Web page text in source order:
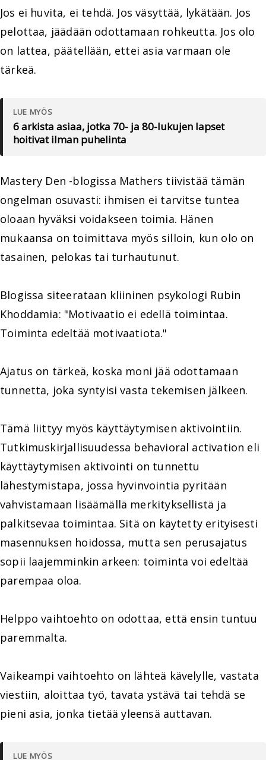
Jos ei huvita, ei tehdä. Jos väsyttää, lykätään. Jos
pelottaa, jäädään odottamaan rohkeutta. Jos olo
on lattea, päätellään, ettei asia varmaan ole
tärkeä.
LUE MYÖS
6 arkista asiaa, jotka 70- ja 80-lukujen lapset
hoitivat ilman puhelinta
Mastery Den -blogissa Mathers tiivistää tämän
ongelman osuvasti: ihmisen ei tarvitse tuntea
oloaan hyväksi voidakseen toimia. Hänen
mukaansa on toimittava myös silloin, kun olo on
tasainen, pelokas tai turhautunut.
Blogissa siteerataan kliininen psykologi Rubin
Khoddamia: "Motivaatio ei edellä toimintaa.
Toiminta edeltää motivaatiota."
Ajatus on tärkeä, koska moni jää odottamaan
tunnetta, joka syntyisi vasta tekemisen jälkeen.
Tämä liittyy myös käyttäytymisen aktivointiin.
Tutkimuskirjallisuudessa behavioral activation eli
käyttäytymisen aktivointi on tunnettu
lähestymistapa, jossa hyvinvointia pyritään
vahvistamaan lisäämällä merkityksellistä ja
palkitsevaa toimintaa. Sitä on käytetty erityisesti
masennuksen hoidossa, mutta sen perusajatus
sopii laajemminkin arkeen: toiminta voi edeltää
parempaa oloa.
Helppo vaihtoehto on odottaa, että ensin tuntuu
paremmalta.
Vaikeampi vaihtoehto on lähteä kävelylle, vastata
viestiin, aloittaa työ, tavata ystävä tai tehdä se
pieni asia, jonka tietää yleensä auttavan.
LUE MYÖS